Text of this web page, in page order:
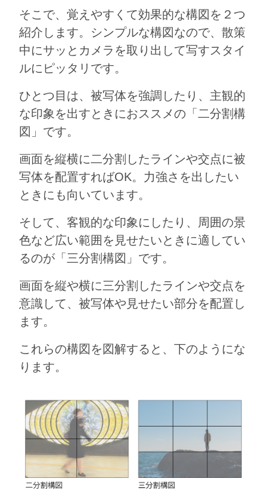
そこで、覚えやすくて効果的な構図を２つ
紹介します。シンプルな構図なので、散策
中にサッとカメラを取り出して写すスタイ
ルにピッタリです。
ひとつ目は、被写体を強調したり、主観的
な印象を出すときにおススメの「二分割構
図」です。
画面を縦横に二分割したラインや交点に被
写体を配置すればOK。力強さを出したい
ときにも向いています。
そして、客観的な印象にしたり、周囲の景
色など広い範囲を見せたいときに適してい
るのが「三分割構図」です。
画面を縦や横に三分割したラインや交点を
意識して、被写体や見せたい部分を配置し
ます。
これらの構図を図解すると、下のようにな
ります。